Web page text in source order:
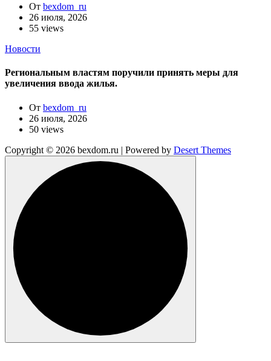
От bexdom_ru
26 июля, 2026
55 views
Новости
Региональным властям поручили принять меры для
увеличения ввода жилья.
От bexdom_ru
26 июля, 2026
50 views
Copyright © 2026 bexdom.ru | Powered by Desert Themes